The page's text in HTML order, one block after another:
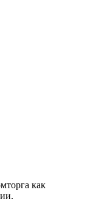
как